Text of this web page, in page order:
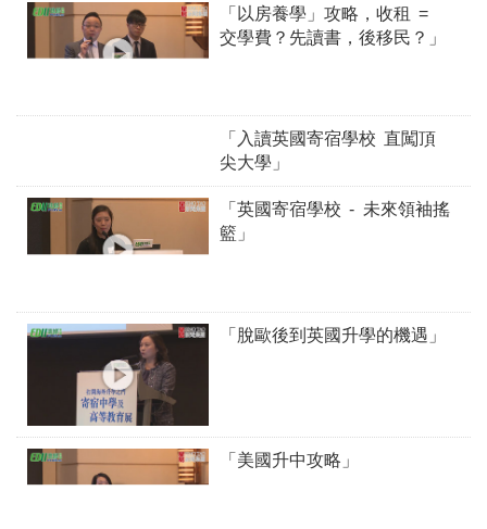
「以房養學」攻略，收租 =
交學費？先讀書，後移民？」
「入讀英國寄宿學校 直闖頂
尖大學」
「英國寄宿學校 - 未來領袖搖
籃」
「脫歐後到英國升學的機遇」
「美國升中攻略」